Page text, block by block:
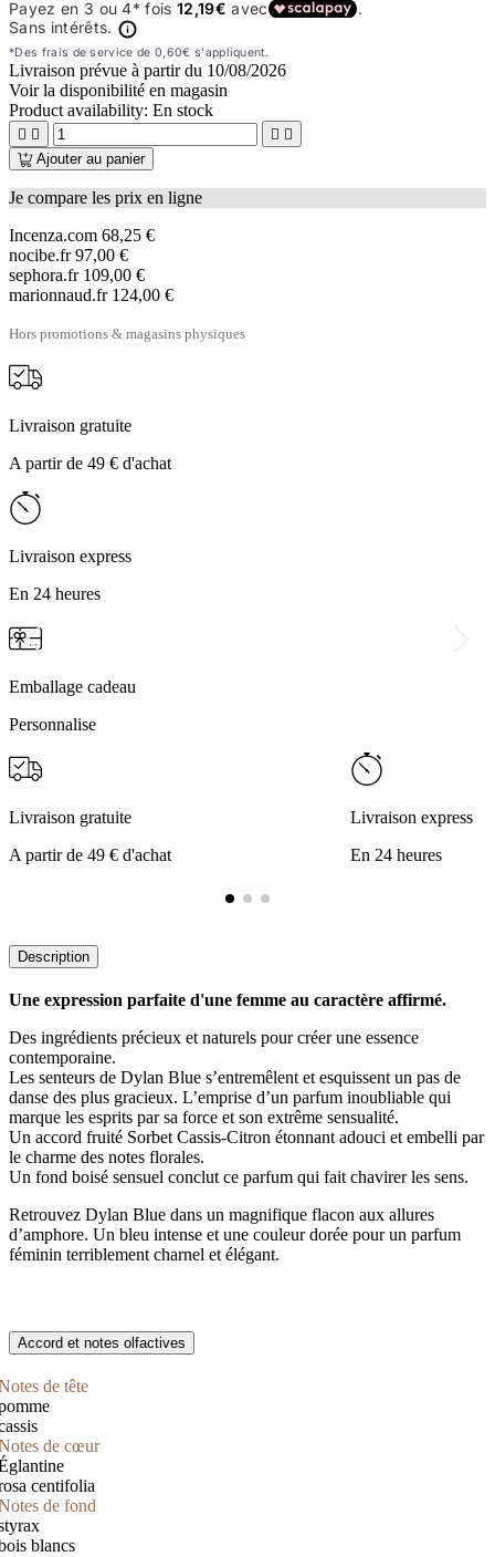
Livraison prévue à partir du 10/08/2026
Voir la disponibilité en magasin
Product availability: En stock
   
Ajouter au panier
Je compare les prix en ligne
Incenza.com 68,25 €
nocibe.fr 97,00 €
sephora.fr 109,00 €
marionnaud.fr 124,00 €
Hors promotions & magasins physiques
Livraison gratuite
A partir de 49 € d'achat
Livraison express
En 24 heures
Emballage cadeau
Personnalise
Livraison gratuite
A partir de 49 € d'achat
Livraison express
En 24 heures
Description
Une expression parfaite d'une femme au caractère affirmé.
Des ingrédients précieux et naturels pour créer une essence
contemporaine.
Les senteurs de Dylan Blue s’entremêlent et esquissent un pas de
danse des plus gracieux. L’emprise d’un parfum inoubliable qui
marque les esprits par sa force et son extrême sensualité.
Un accord fruité Sorbet Cassis-Citron étonnant adouci et embelli par
le charme des notes florales.
Un fond boisé sensuel conclut ce parfum qui fait chavirer les sens.
Retrouvez Dylan Blue dans un magnifique flacon aux allures
d’amphore. Un bleu intense et une couleur dorée pour un parfum
féminin terriblement charnel et élégant.
Accord et notes olfactives
de tête
de cœur
centifolia
de fond
blancs